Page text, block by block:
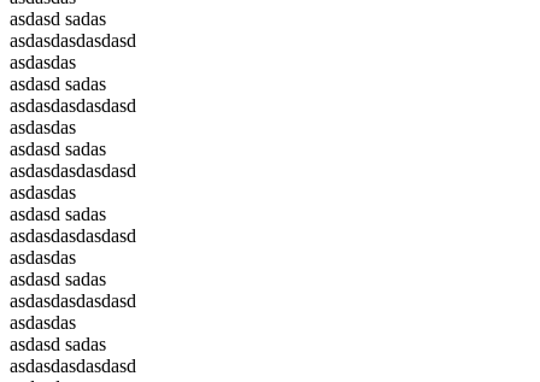
asdasd sadas
asdasdasdasdasd
asdasdas
asdasd sadas
asdasdasdasdasd
asdasdas
asdasd sadas
asdasdasdasdasd
asdasdas
asdasd sadas
asdasdasdasdasd
asdasdas
asdasd sadas
asdasdasdasdasd
asdasdas
asdasd sadas
asdasdasdasdasd